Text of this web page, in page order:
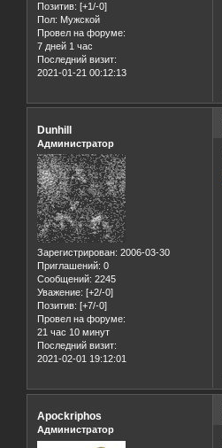
Позитив: [+1/-0]
Пол: Мужской
Провел на форуме:
7 дней 1 час
Последний визит:
2021-01-21 00:12:13
Dunhill
Администратор
Зарегистрирован: 2006-03-30
Приглашений: 0
Сообщений: 2245
Уважение: [+2/-0]
Позитив: [+7/-0]
Провел на форуме:
21 час 10 минут
Последний визит:
2021-02-01 19:12:01
Apockriphos
Администратор